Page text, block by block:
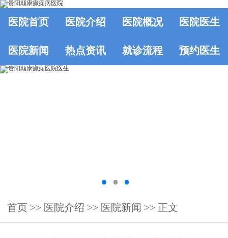
医院首页 医院介绍 医院概况 医院医生
医院新闻 热点资讯 就诊流程 预约医生
首页 >> 医院介绍 >> 医院新闻 >> 正文